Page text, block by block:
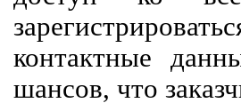
контактные
шансов, что